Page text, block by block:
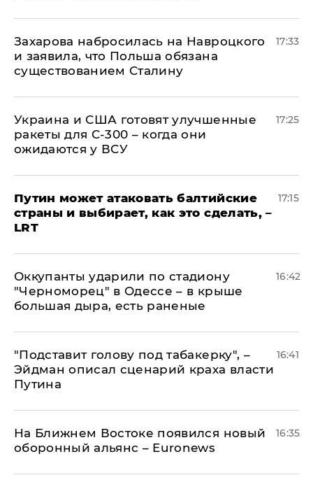
​Захарова набросилась на Навроцкого
и заявила, что Польша обязана
существованием Сталину
17:33
Украина и США готовят улучшенные
ракеты для С-300 – когда они
ожидаются у ВСУ
17:25
Путин может атаковать балтийские
страны и выбирает, как это сделать, –
LRT
17:15
Оккупанты ударили по стадиону
"Черноморец" в Одессе – в крыше
большая дыра, есть раненые
16:42
​"Подставит голову под табакерку", –
Эйдман описал сценарий краха власти
Путина
16:41
На Ближнем Востоке появился новый
оборонный альянс – Euronews
16:35